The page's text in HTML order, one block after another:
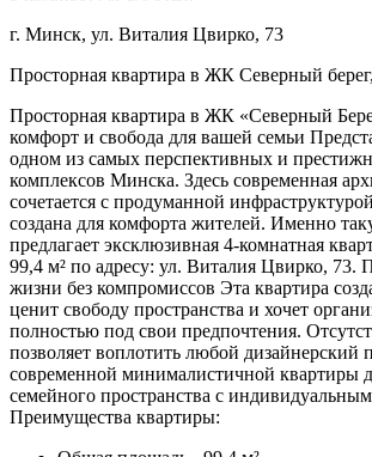
г. Минск, ул. Виталия Цвирко, 73
Просторная квартира в ЖК Северный
Просторная квартира в ЖК «Северный
комфорт и свобода для вашей семьи
одном из самых перспективных и
комплексов Минска. Здесь современная
сочетается с продуманной
создана для комфорта жителей. Именно
предлагает эксклюзивная 4-комнатная
99,4 м² по адресу: ул. Виталия Цвирко, 73.
жизни без компромиссов Эта квартира
ценит свободу пространства и хочет
полностью под свои предпочтения.
позволяет воплотить любой дизайнерский
современной минималистичной квартиры
семейного пространства с
Преимущества квартиры: